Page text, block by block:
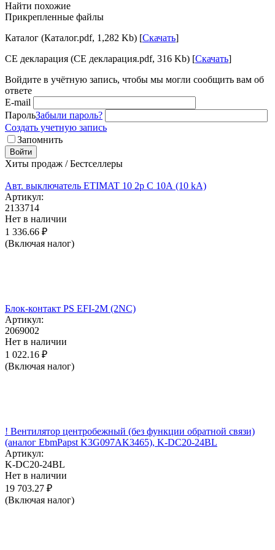
Найти похожие
Прикрепленные файлы
Каталог (Каталог.pdf, 1,282 Kb) [Скачать]
CE декларация (CE декларация.pdf, 316 Kb) [Скачать]
Войдите в учётную запись, чтобы мы могли сообщить вам об
ответе
E-mail
ПарольЗабыли пароль?
Создать учетную запись
Запомнить
Войти
Хиты продаж / Бестселлеры
Авт. выключатель ETIMAT 10 2p C 10А (10 kA)
Артикул:
2133714
Нет в наличии
1 336.66 ₽
(Включая налог)
Блок-контакт PS EFI-2M (2NC)
Артикул:
2069002
Нет в наличии
1 022.16 ₽
(Включая налог)
! Вентилятор центробежный (без функции обратной связи)
(аналог EbmPapst K3G097AK3465), K-DC20-24BL
Артикул:
K-DC20-24BL
Нет в наличии
19 703.27 ₽
(Включая налог)